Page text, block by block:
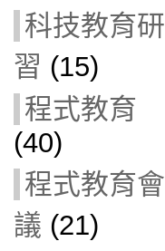
科技教育研
習 (15)
程式教育
(40)
程式教育會
議 (21)